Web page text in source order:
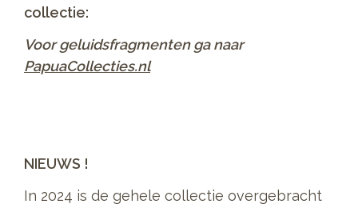
collectie:
Voor geluidsfragmenten ga naar
PapuaCollecties.nl
NIEUWS !
In 2024 is de gehele collectie overgebracht